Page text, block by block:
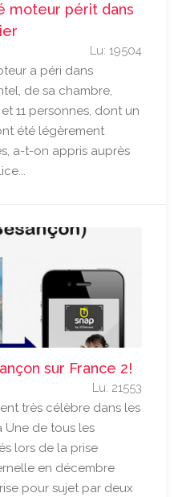
moteur périt dans
Lu: 19504
a péri dans
de sa chambre,
11 personnes, dont un
été légèrement
a-t-on appris auprès
sur France 2!
Lu: 21553
très célèbre dans les
Une de tous les
lors de la prise
en décembre
pour sujet par deux